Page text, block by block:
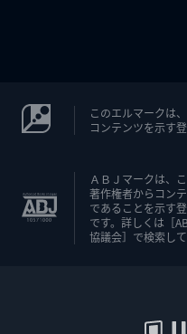
このエルマークは
コンテンツを示す
ＡＢＪマークは、
著作権者からコン
であることを示す
です。詳しくは［
協議会］で検索して